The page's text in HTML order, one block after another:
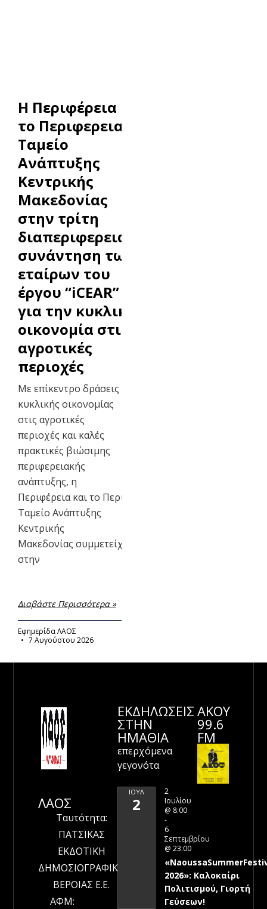
Η Περιφέρεια και
το Περιφερειακό
Ταμείο
Ανάπτυξης
Κεντρικής
Μακεδονίας
στην τρίτη
διαπεριφερειακή
συνάντηση των
εταίρων του
έργου “iCEAR”
για την κυκλική
οικονομία στις
αγροτικές
περιοχές
Με επίκεντρο δράσεις
κυκλικής οικονομίας
στις αγροτικές
περιοχές και καλές
πρακτικές βιώσιμης
περιφερειακής
ανάπτυξης, η
Περιφέρεια και το Περιφερειακό
Ταμείο Ανάπτυξης
Κεντρικής
Μακεδονίας συμμετείχαν
στην
Διαβάστε Περισσότερα »
Εφημερίδα ΛΑΟΣ
7 Αυγούστου 2026
ΛΑΟΣ
Ταυτότητα:
ΠΑΤΣΙΚΑΣ
ΕΚΔΟΤΙΚΗ
ΔΗΜΟΣΙΟΓΡΑΦΙΚΗ
ΒΕΡΟΙΑΣ Ε.Ε.
ΑΦΜ:
ΕΚΔΗΛΩΣΕΙΣ
ΣΤΗΝ
ΗΜΑΘΊΑ
επερχόμενα
γεγονότα
ΙΟΎΛ
2
2
Ιουλίου
@ 8:00
-
6
Σεπτεμβρίου
@ 23:00
2026»: Καλοκαίρι
Πολιτισμού, Γιορτή
Γεύσεων!
ΑΚΟΥ
99.6
FM